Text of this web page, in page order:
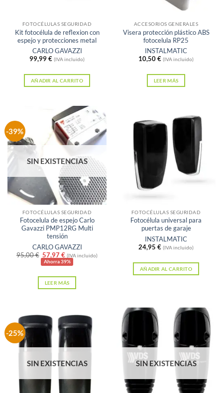
FOTOCÉLULAS SEGURIDAD
Kit fotocélula de reflexion con
espejo y protecciones metal
CARLO GAVAZZI
99,99€ (IVA incluido)
AÑADIR AL CARRITO
ACCESORIOS GENERALES
Visera protección plástico ABS
fotocelula RP25
INSTALMATIC
10,50€ (IVA incluido)
LEER MÁS
-39%
SIN EXISTENCIAS
FOTOCÉLULAS SEGURIDAD
Fotocelula de espejo Carlo
Gavazzi PMP12RG Multi
tensión
CARLO GAVAZZI
95,00€ El
precio
era:
95,00 €.
57,97€El
precio
es:
57,97 €.
(IVA incluido)
Ahorra 39%
LEER MÁS
FOTOCÉLULAS SEGURIDAD
Fotocélula universal para
puertas de garaje
INSTALMATIC
24,95 € (IVA incluido)
AÑADIR AL CARRITO
-25%
SIN EXISTENCIAS SIN EXISTENCIAS